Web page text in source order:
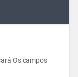
Os campos